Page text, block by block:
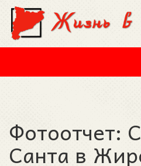
Перейти к основному
Фотоотчет:
Санта в